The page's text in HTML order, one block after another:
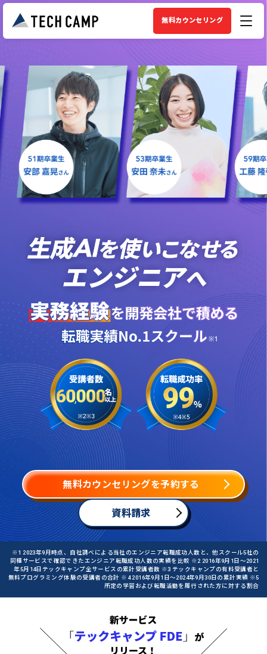
無料カウンセリング
無料カウンセリングを予約する
資料請求
※1 2023年9月時点、自社調べによる当社のエンジニア転職成功人数と、他スクール5社の
同種サービスで確認できたエンジニア転職成功人数の実績を比較 ※2 2016年9月1日〜2021
年5月14日テックキャンプ全サービスの累計受講者数 ※3 テックキャンプの有料受講者と
無料プログラミング体験の受講者の合計 ※4 2016年9月1日〜2024年9月30日の累計実績 ※5
所定の学習および転職活動を履行された方に対する割合